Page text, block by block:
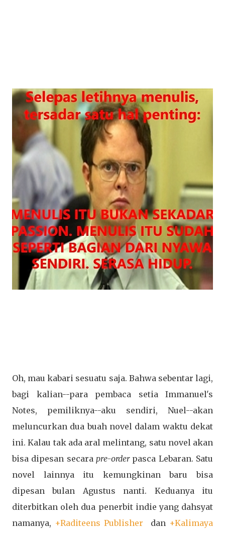
Oh, mau kabari sesuatu saja. Bahwa sebentar lagi,
bagi kalian--para pembaca setia Immanuel's
Notes, pemiliknya--aku sendiri, Nuel--akan
meluncurkan dua buah novel dalam waktu dekat
ini. Kalau tak ada aral melintang, satu novel akan
bisa dipesan secarapre-order pasca Lebaran. Satu
novel lainnya itu kemungkinan baru bisa
dipesan bulan Agustus nanti. Keduanya itu
diterbitkan oleh dua penerbit indie yang dahsyat
namanya, +Raditeens Publisher dan +Kalimaya